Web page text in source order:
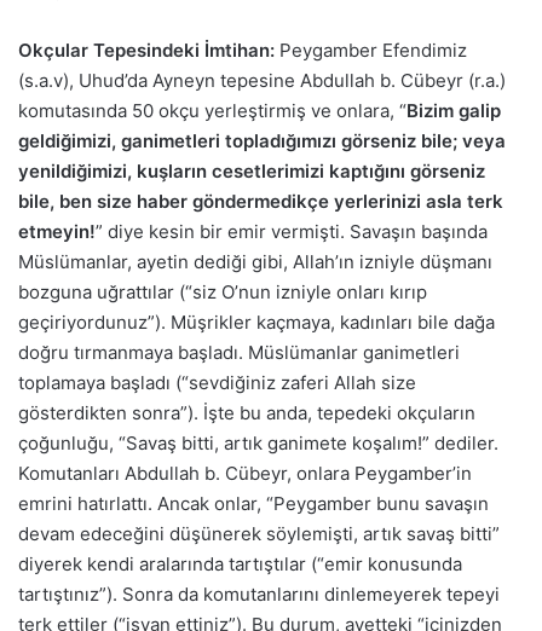
Okçular Tepesindeki İmtihan: Peygamber Efendimiz
(s.a.v), Uhud’da Ayneyn tepesine Abdullah b. Cübeyr (r.a.)
komutasında 50 okçu yerleştirmiş ve onlara, “Bizim galip
geldiğimizi, ganimetleri topladığımızı görseniz bile; veya
yenildiğimizi, kuşların cesetlerimizi kaptığını görseniz
bile, ben size haber göndermedikçe yerlerinizi asla terk
etmeyin!” diye kesin bir emir vermişti. Savaşın başında
Müslümanlar, ayetin dediği gibi, Allah’ın izniyle düşmanı
bozguna uğrattılar (“siz O’nun izniyle onları kırıp
geçiriyordunuz”). Müşrikler kaçmaya, kadınları bile dağa
doğru tırmanmaya başladı. Müslümanlar ganimetleri
toplamaya başladı (“sevdiğiniz zaferi Allah size
gösterdikten sonra”). İşte bu anda, tepedeki okçuların
çoğunluğu, “Savaş bitti, artık ganimete koşalım!” dediler.
Komutanları Abdullah b. Cübeyr, onlara Peygamber’in
emrini hatırlattı. Ancak onlar, “Peygamber bunu savaşın
devam edeceğini düşünerek söylemişti, artık savaş bitti”
diyerek kendi aralarında tartıştılar (“emir konusunda
tartıştınız”). Sonra da komutanlarını dinlemeyerek tepeyi
terk ettiler (“isyan ettiniz”). Bu durum, ayetteki “içinizden